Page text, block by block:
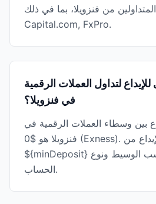
المتداولين من فنزويلا، بما في ذلك Exness,
Capital.com, FxPro.
للإيداع لتداول العملات الرقمية
في فنزويلا؟
بين وسطاء العملات الرقمية في
فنزويلا هو $0 (Exness). تتراوح الحدود الدنيا للإيداع من
${minDeposit} إلى $100 حسب الوسيط ونوع
الحساب.